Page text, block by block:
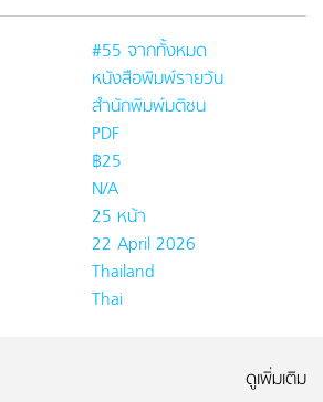
#55 จากทั้งหมด
หนังสือพิมพ์รายวัน
สำนักพิมพ์มติชน
PDF
฿25
N/A
25 หน้า
22 April 2026
Thailand
Thai
ดูเพิ่มเติม